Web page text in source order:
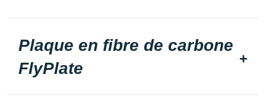
Plaque en fibre de carbone
FlyPlate